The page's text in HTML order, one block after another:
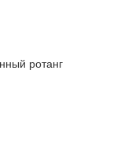
ротанг